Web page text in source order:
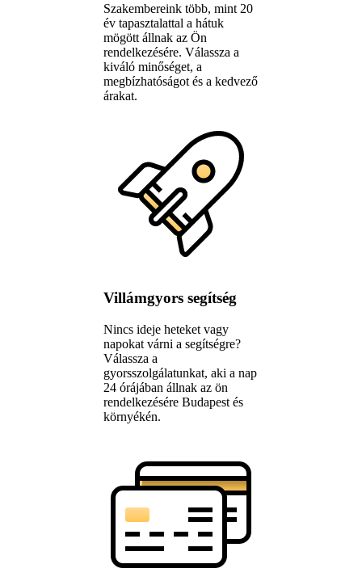
Szakembereink több, mint 20
év tapasztalattal a hátuk
mögött állnak az Ön
rendelkezésére. Válassza a
kiváló minőséget, a
megbízhatóságot és a kedvező
árakat.
Villámgyors segítség
Nincs ideje heteket vagy
napokat várni a segítségre?
Válassza a
gyorsszolgálatunkat, aki a nap
24 órájában állnak az ön
rendelkezésére Budapest és
környékén.